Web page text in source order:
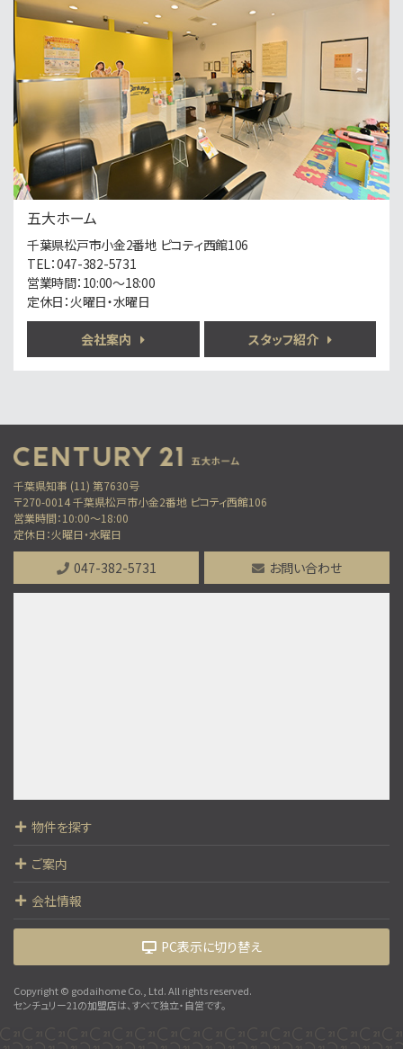
○現地集合、現地解散も可能です ○まずは資料だけ…
第4位
4,999万円
3ＬＤＫ
南柏駅
歩6分
南柏駅徒歩6分！地盤20年保証＋防犯カメラ標準装…
第5位
2,499万円
運河駅
○現地集合、現地解散も可能です ○まずは資料だけ…
第6位
5,280万円
南流山駅
第7位
4,490万円
上本郷駅
第8位
○現地集合、現地解散も可能です ○まずは資料だけ…
五大ホーム
千葉県松戸市小金2番地 ピコティ西館106
TEL：047-382-5731
営業時間：10:00～18:00
定休日：火曜日・水曜日
会社案内 スタッフ紹介
千葉県知事 (11) 第7630号
〒270-0014 千葉県松戸市小金2番地 ピコティ西館106
営業時間：10:00～18:00
定休日：火曜日・水曜日
047-382-5731 お問い合わせ
物件を探す
ご案内
会社情報
PC表示に切り替え
Copyright © godaihome Co., Ltd. All rights reserved.
センチュリー21の加盟店は、すべて独立・自営です。